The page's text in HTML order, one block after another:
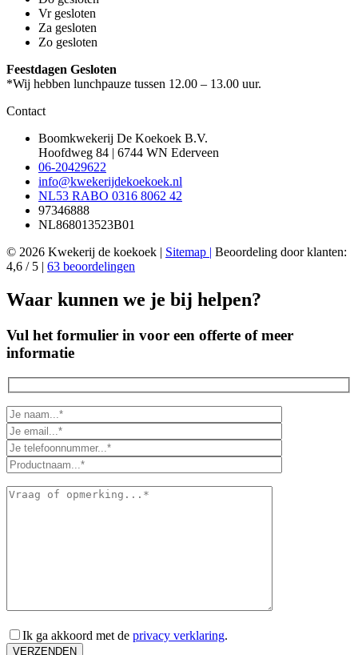
Vr gesloten
Za gesloten
Zo gesloten
Feestdagen Gesloten
*Wij hebben lunchpauze tussen 12.00 – 13.00 uur.
Contact
Boomkwekerij De Koekoek B.V.
Hoofdweg 84 | 6744 WN Ederveen
06-20429622
info@kwekerijdekoekoek.nl
NL53 RABO 0316 8062 42
97346888
NL868013523B01
© 2026 Kwekerij de koekoek | Sitemap | Beoordeling door klanten:
4,6 / 5 | 63 beoordelingen
Waar kunnen we je bij helpen?
Vul het formulier in voor een offerte of meer
informatie
Ik ga akkoord met de privacy verklaring.
VERZENDEN